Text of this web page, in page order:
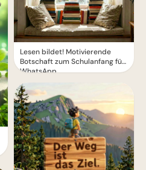
Lesen bildet! Motivierende
Botschaft zum Schulanfang für
WhatsApp